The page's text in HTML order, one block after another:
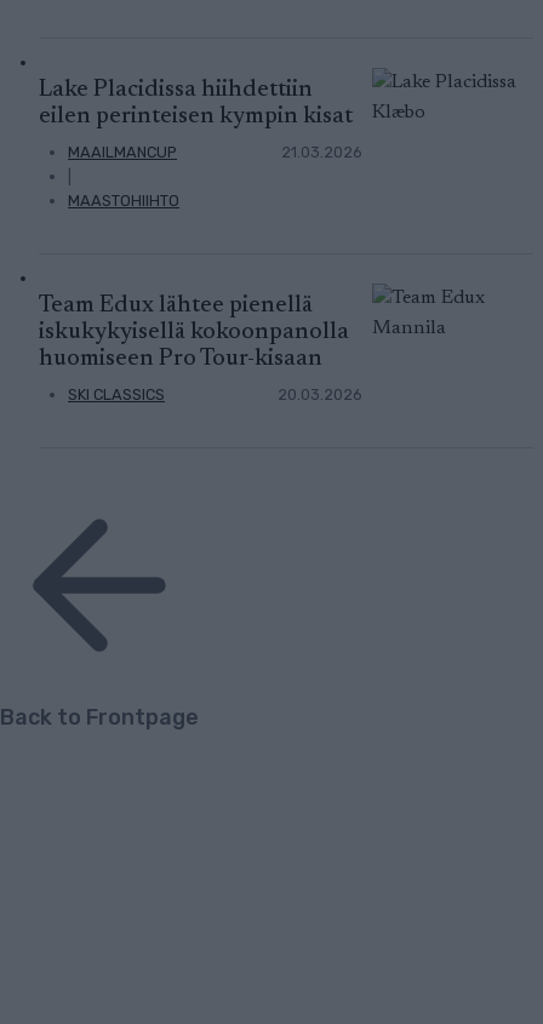
Lake Placidissa hiihdettiin
eilen perinteisen kympin kisat
MAAILMANCUP
MAASTOHIIHTO
21.03.2026
Team Edux lähtee pienellä
iskukykyisellä kokoonpanolla
huomiseen Pro Tour-kisaan
SKI CLASSICS 20.03.2026
Back to Frontpage